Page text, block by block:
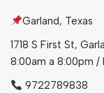
Garland, Texas
1718 S First St,
8:00am a 8:00pm /
9722789838